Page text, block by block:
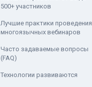
500+ участников
Лучшие практики проведения
многоязычных вебинаров
Часто задаваемые вопросы
(FAQ)
Технологии развиваются